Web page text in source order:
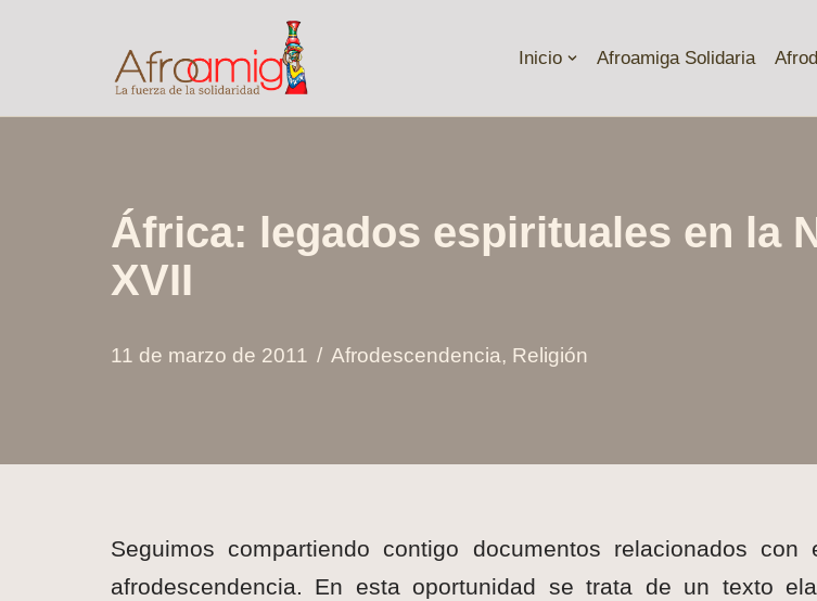
Inicio Afroamiga Solidaria
África: legados espirituales en la
XVII
11 de marzo de 2011 Afrodescendencia, Religión
Seguimos compartiendo contigo documentos relacionados
afrodescendencia. En esta oportunidad se trata de un texto